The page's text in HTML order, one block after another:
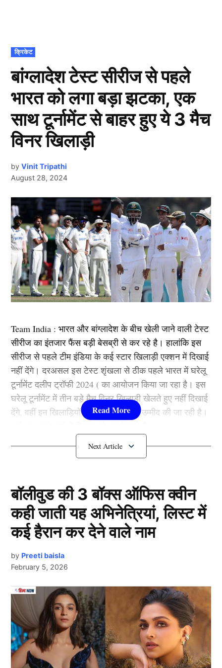
POSTED
IN
क्रिकेट
बांग्लादेश टेस्ट सीरीज से पहले
भारत को लगा बड़ा झटका, एक
साथ टूर्नामेंट से बाहर हुए ये 3 मैच
विनर खिलाड़ी
by Vinit Tripathi
August 28, 2024
Team India : भारत और बांग्लादेश के बीच खेली जाने वाली टेस्ट
सीरीज का इंतजार फैंस बड़ी बेसब्री से कर रहे है। हालांकि इस
सीरीज से पहले टीम इंडिया के कई स्टार खिलाड़ी एक्शन में दिखाई
नहीं देंगे। दरअसल इस टेस्ट शृंखला से ठीक पहले भारत में घरेलू
टूर्नामेंट दलीप ट्रॉफी 2024 ( का आयोजन किया जा रहा है। इस
घरेलू टूर्नामेंट में तीन बड़े मैच विनर खिलाड़ी खेलते हुए नहीं दिखाई
देंगे, वहीं इन खिलाड़ियों के जल्द वापसी की उम्मीद की जा रही है।
एक्शन में नहीं दिखेंगे Team India के दिग्गज
Next Article
बॉलीवुड की 3 बॉक्स ऑफिस क्वीन
कही जाती यह अभिनेत्रियां, लिस्ट में
कई हैरान कर देने वाले नाम
by Preeti baisla
February 5, 2026